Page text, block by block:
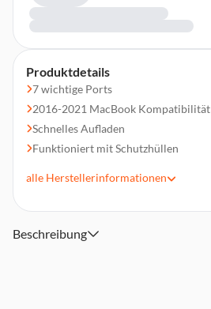
Produktdetails
7 wichtige Ports
2016-2021 MacBook Kompatibilität
Schnelles Aufladen
Funktioniert mit Schutzhüllen
alle Herstellerinformationen
Beschreibung